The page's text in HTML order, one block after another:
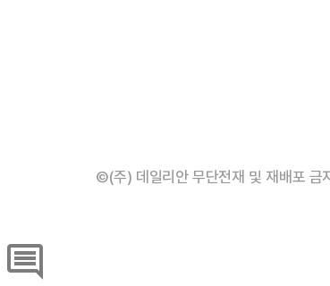
©(주) 데일리안 무단전재 및 재배포 금